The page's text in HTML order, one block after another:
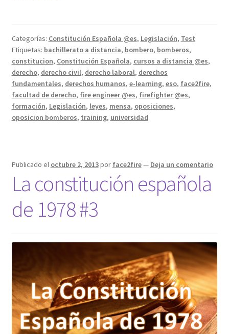
1978
#4
Categorías: Constitución Española @es, Legislación, Test
Etiquetas: bachillerato a distancia, bombero, bomberos,
constitucion, Constitución Española, cursos a distancia @es,
derecho, derecho civil, derecho laboral, derechos
fundamentales, derechos humanos, e-learning, eso, face2fire,
facultad de derecho, fire engineer @es, firefighter @es,
formación, Legislación, leyes, mensa, oposiciones,
oposicion bomberos, training, universidad
Publicado el octubre 2, 2013por face2fire— Deja un comentario
La constitución española
de 1978 #3